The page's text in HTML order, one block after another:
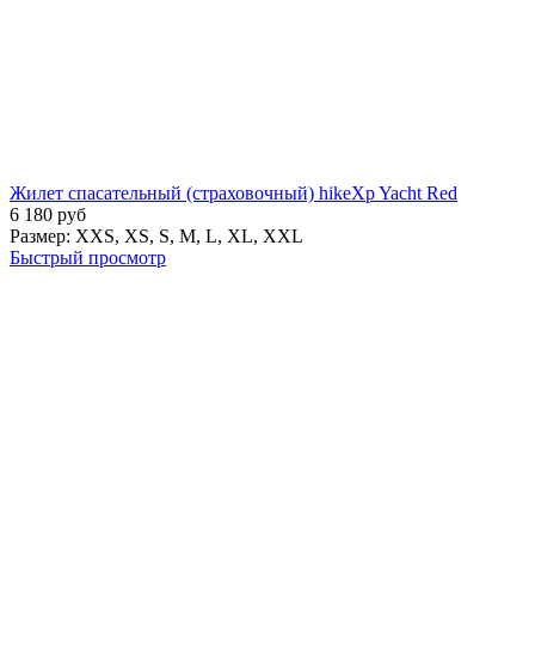
Жилет спасательный (страховочный) hikeXp Yacht Red
6 180 руб
Размер: XXS, XS, S, M, L, XL, XXL
Быстрый просмотр